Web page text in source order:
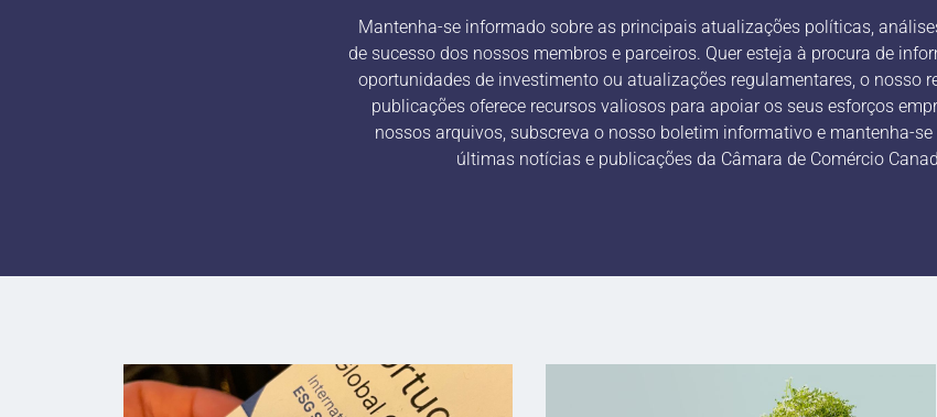
Mantenha-se informado sobre as principais atualizações políticas,
de sucesso dos nossos membros e parceiros. Quer esteja à procura de
oportunidades de investimento ou atualizações regulamentares, o nosso
publicações oferece recursos valiosos para apoiar os seus esforços
nossos arquivos, subscreva o nosso boletim informativo e mantenha-
últimas notícias e publicações da Câmara de Comércio